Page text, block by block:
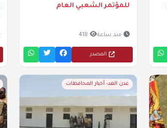
للمؤتمر الشعبي العام
منذ ساعة 418
المصدر
عدن الغد- أخبار المحافظات